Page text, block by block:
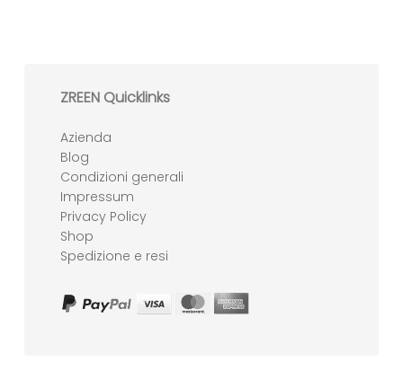
ZREEN Quicklinks
Azienda
Blog
Condizioni generali
Impressum
Privacy Policy
Shop
Spedizione e resi